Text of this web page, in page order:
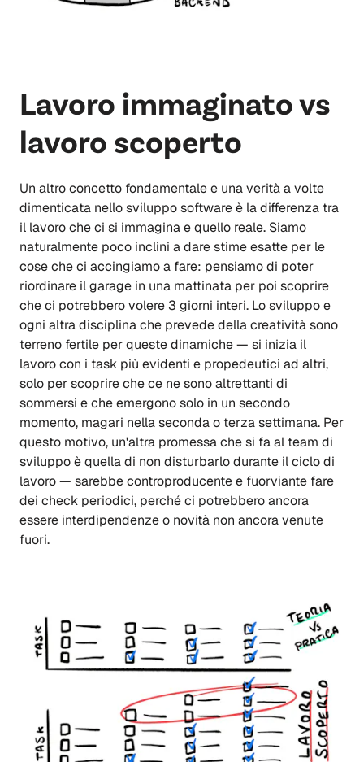
Lavoro immaginato vs
lavoro scoperto
Un altro concetto fondamentale e una verità a volte
dimenticata nello sviluppo software è la differenza tra
il lavoro che ci si immagina e quello reale. Siamo
naturalmente poco inclini a dare stime esatte per le
cose che ci accingiamo a fare: pensiamo di poter
riordinare il garage in una mattinata per poi scoprire
che ci potrebbero volere 3 giorni interi. Lo sviluppo e
ogni altra disciplina che prevede della creatività sono
terreno fertile per queste dinamiche — si inizia il
lavoro con i task più evidenti e propedeutici ad altri,
solo per scoprire che ce ne sono altrettanti di
sommersi e che emergono solo in un secondo
momento, magari nella seconda o terza settimana. Per
questo motivo, un'altra promessa che si fa al team di
sviluppo è quella di non disturbarlo durante il ciclo di
lavoro — sarebbe controproducente e fuorviante fare
dei check periodici, perché ci potrebbero ancora
essere interdipendenze o novità non ancora venute
fuori.